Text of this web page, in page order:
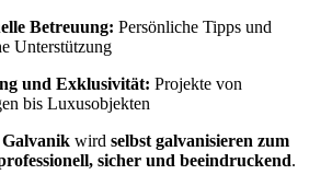
Betreuung: Persönliche Tipps und
Unterstützung
und Exklusivität: Projekte von
bis Luxusobjekten
wird selbst galvanisieren zum
sicher und beeindruckend.